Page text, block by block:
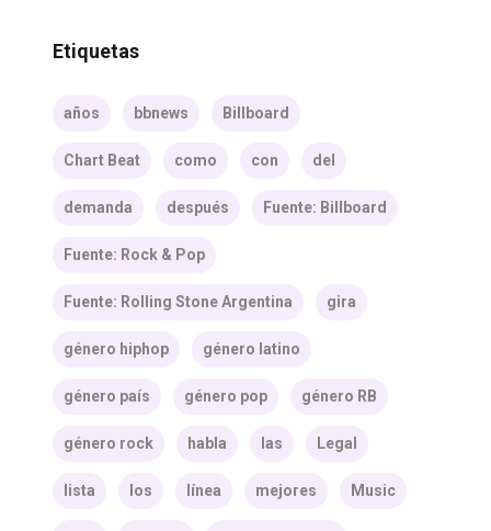
Etiquetas
años bbnews Billboard
Chart Beat como con del
demanda después Fuente: Billboard
Fuente: Rock & Pop
Fuente: Rolling Stone Argentina gira
género hiphop género latino
género país género pop género RB
género rock habla las Legal
lista los línea mejores Music